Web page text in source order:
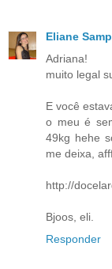
Eliane
Adriana!
muito legal
E você
o meu é
49kg hehe
me deixa,
http://
Bjoos, eli.
Responder